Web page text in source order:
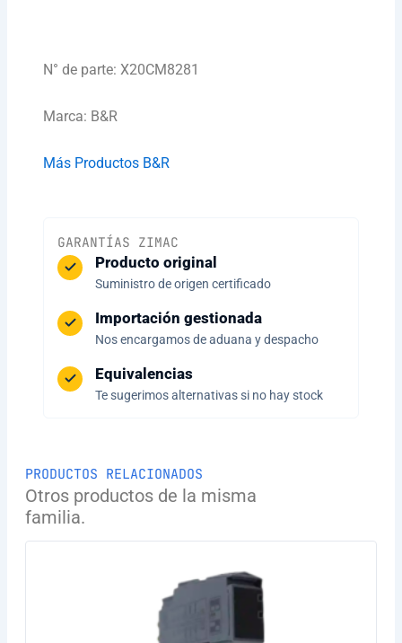
N° de parte: X20CM8281
Marca: B&R
Más Productos B&R
GARANTÍAS ZIMAC
Producto original
Suministro de origen certificado
Importación gestionada
Nos encargamos de aduana y despacho
Equivalencias
Te sugerimos alternativas si no hay stock
PRODUCTOS RELACIONADOS
Otros productos de la misma
familia.